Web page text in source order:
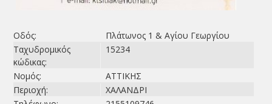
Οδός:
Πλάτωνος 1 & Αγίου Γεωργίου
Ταχυδρομικός
κώδικας:
15234
Νομός:
ΑΤΤΙΚΗΣ
Περιοχή:
ΧΑΛΑΝΔΡΙ